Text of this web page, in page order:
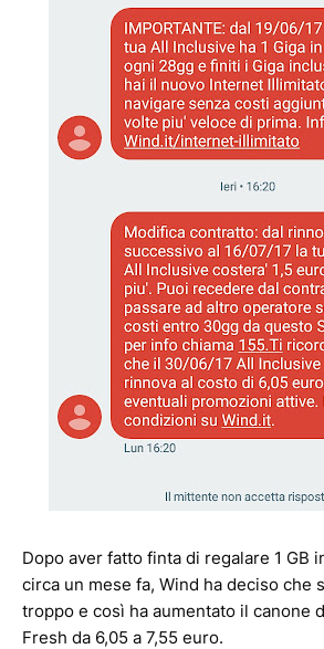
Dopo aver fatto finta di regalare 1 GB
circa un mese fa, Wind ha deciso che
troppo e così ha aumentato il canone
Fresh da 6,05 a 7,55 euro.